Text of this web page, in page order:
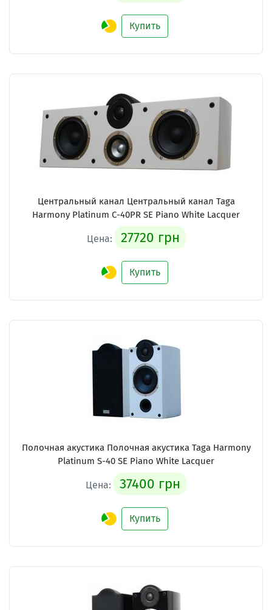
Купить
Центральный канал Центральный канал Taga
Harmony Platinum C-40PR SE Piano White Lacquer
Цена: 27720 грн
Купить
Полочная акустика Полочная акустика Taga Harmony
Platinum S-40 SE Piano White Lacquer
Цена: 37400 грн
Купить